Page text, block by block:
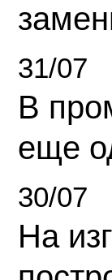
31/07
В
еще
30/07
На